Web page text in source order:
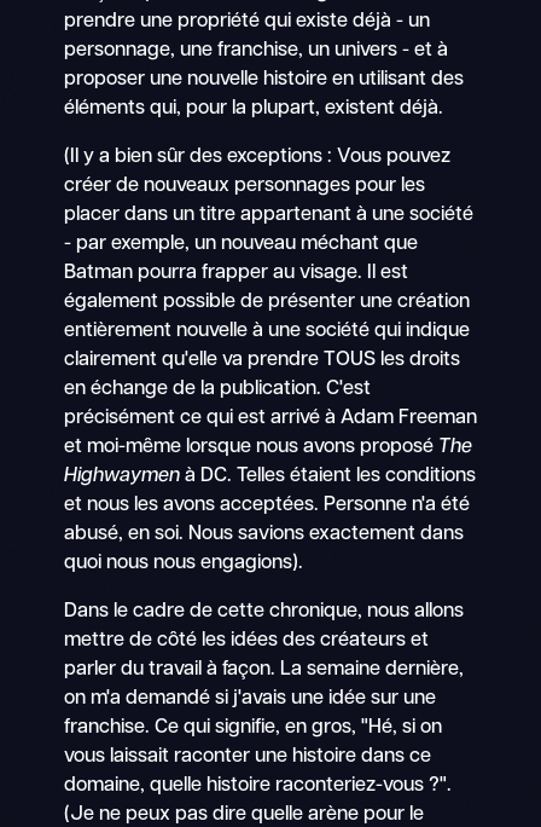
prendre une propriété qui existe déjà - un
personnage, une franchise, un univers - et à
proposer une nouvelle histoire en utilisant des
éléments qui, pour la plupart, existent déjà.
(Il y a bien sûr des exceptions : Vous pouvez
créer de nouveaux personnages pour les
placer dans un titre appartenant à une société
- par exemple, un nouveau méchant que
Batman pourra frapper au visage. Il est
également possible de présenter une création
entièrement nouvelle à une société qui indique
clairement qu'elle va prendre TOUS les droits
en échange de la publication. C'est
précisément ce qui est arrivé à Adam Freeman
et moi-même lorsque nous avons proposé The
Highwaymen à DC. Telles étaient les conditions
et nous les avons acceptées. Personne n'a été
abusé, en soi. Nous savions exactement dans
quoi nous nous engagions).
Dans le cadre de cette chronique, nous allons
mettre de côté les idées des créateurs et
parler du travail à façon. La semaine dernière,
on m'a demandé si j'avais une idée sur une
franchise. Ce qui signifie, en gros, "Hé, si on
vous laissait raconter une histoire dans ce
domaine, quelle histoire raconteriez-vous ?".
(Je ne peux pas dire quelle arène pour le